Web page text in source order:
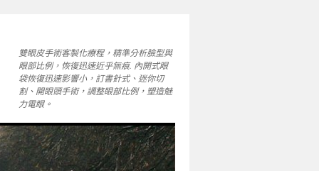
雙眼皮手術客製化療程，精準分析臉型與
眼部比例，恢復迅速近乎無痕. 內開式眼
袋恢復迅速影響小，訂書針式、迷你切
割、開眼頭手術，調整眼部比例，塑造魅
力電眼。